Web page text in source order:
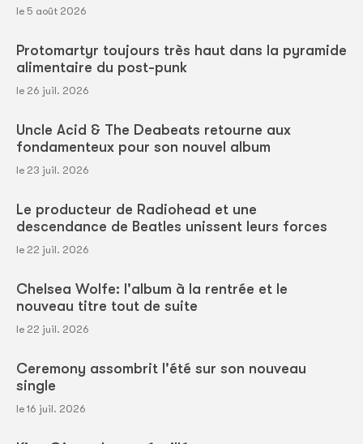
le 5 août 2026
Protomartyr toujours très haut dans la pyramide
alimentaire du post-punk
le 26 juil. 2026
Uncle Acid & The Deabeats retourne aux
fondamenteux pour son nouvel album
le 23 juil. 2026
Le producteur de Radiohead et une
descendance de Beatles unissent leurs forces
le 22 juil. 2026
Chelsea Wolfe: l'album à la rentrée et le
nouveau titre tout de suite
le 22 juil. 2026
Ceremony assombrit l'été sur son nouveau
single
le 16 juil. 2026